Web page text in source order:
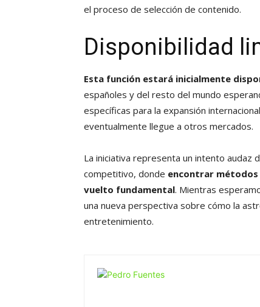
el proceso de selección de contenido.
Disponibilidad
Esta función estará inicialmente
españoles y del resto del mundo
específicas para la expansión
eventualmente llegue a otros mercados.
La iniciativa representa un intento audaz
competitivo, donde encontrar métodos
vuelto fundamental. Mientras
una nueva perspectiva sobre cómo la
entretenimiento.